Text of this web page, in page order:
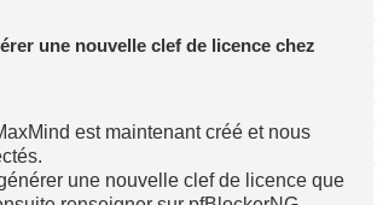
une nouvelle clef de licence chez
est maintenant créé et nous
générer une nouvelle clef de licence que